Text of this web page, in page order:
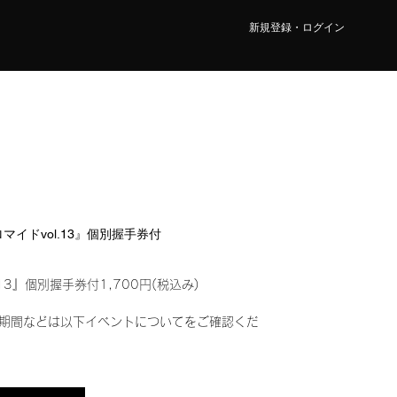
新規登録・ログイン
イドvol.13』個別握手券付
』個別握手券付1,700円(税込み)
間などは以下イベントについてをご確認くだ